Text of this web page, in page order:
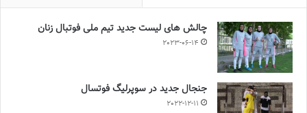
چالش هاى ليست جدید تيم ملى فوتبال زنان
2023-06-14
جنجال جدید در سوپرلیگ فوتسال
2022-12-11